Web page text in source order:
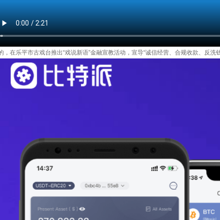
，在乐平市古戏台推出“戏说新语”金融宣教活动，宣导“诚信经营、合规收款、反洗